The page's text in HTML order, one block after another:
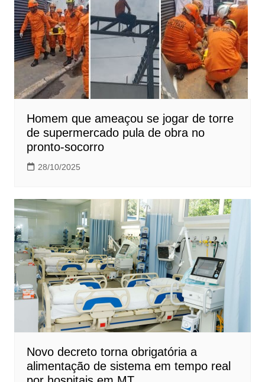
Homem que ameaçou se jogar de torre
de supermercado pula de obra no
pronto-socorro
28/10/2025
Novo decreto torna obrigatória a
alimentação de sistema em tempo real